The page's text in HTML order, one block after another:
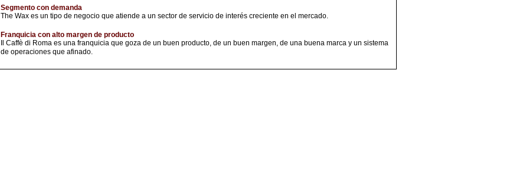
Segmento con demanda
The Wax es un tipo de negocio que atiende a un sector de servicio de interés creciente en el mercado.
Franquicia con alto margen de producto
Il Caffè di Roma es una franquicia que goza de un buen producto, de un buen margen, de una buena marca y un sistema
de operaciones que afinado.